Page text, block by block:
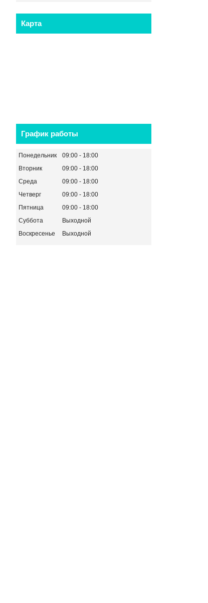
Карта
График работы
Понедельник 09:00
18:00
Вторник
09:00
18:00
Среда
09:00
18:00
Четверг
09:00
18:00
Пятница
09:00
18:00
Суббота
Выходной
Воскресенье
Выходной